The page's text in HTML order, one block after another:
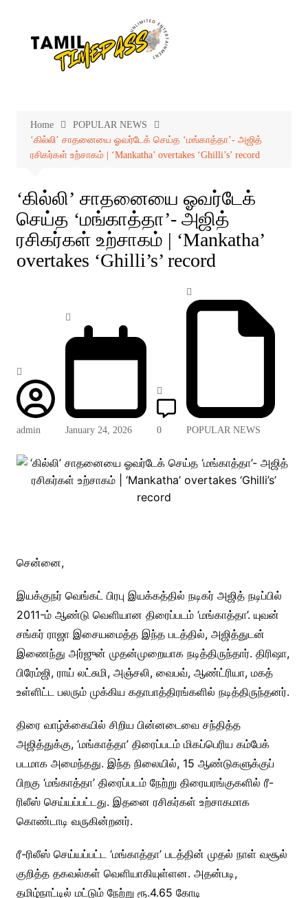
Home
POPULAR NEWS
‘கில்லி’ சாதனையை ஓவர்டேக் செய்த ‘மங்காத்தா’- அஜித்
ரசிகர்கள் உற்சாகம் | ‘Mankatha’ overtakes ‘Ghilli’s’ record
‘கில்லி’ சாதனையை ஓவர்டேக்
செய்த ‘மங்காத்தா’- அஜித்
ரசிகர்கள் உற்சாகம் | ‘Mankatha’
overtakes ‘Ghilli’s’ record
admin January 24, 2026 0 POPULAR NEWS
சென்னை,
இயக்குநர் வெங்கட் பிரபு இயக்கத்தில் நடிகர் அஜித் நடிப்பில்
2011-ம் ஆண்டு வெளியான திரைப்படம் ‘மங்காத்தா’. யுவன்
சங்கர் ராஜா இசையமைத்த இந்த படத்தில், அஜித்துடன்
இணைந்து அர்ஜுன் முதன்முறையாக நடித்திருந்தார். திரிஷா,
பிரேம்ஜி, ராய் லட்சுமி, அஞ்சலி, வைபவ், ஆண்ட்ரியா, மகத்
உள்ளிட்ட பலரும் முக்கிய கதாபாத்திரங்களில் நடித்திருந்தனர்.
திரை வாழ்க்கையில் சிறிய பின்னடைவை சந்தித்த
அஜித்துக்கு, ‘மங்காத்தா’ திரைப்படம் மிகப்பெரிய கம்பேக்
படமாக அமைந்தது. இந்த நிலையில், 15 ஆண்டுகளுக்குப்
பிறகு ‘மங்காத்தா’ திரைப்படம் நேற்று திரையரங்குகளில் ரீ-
ரிலீஸ் செய்யப்பட்டது. இதனை ரசிகர்கள் உற்சாகமாக
கொண்டாடி வருகின்றனர்.
ரீ-ரிலீஸ் செய்யப்பட்ட ‘மங்காத்தா’ படத்தின் முதல் நாள் வசூல்
குறித்த தகவல்கள் வெளியாகியுள்ளன. அதன்படி,
தமிழ்நாட்டில் மட்டும் நேற்று ரூ.4.65 கோடி